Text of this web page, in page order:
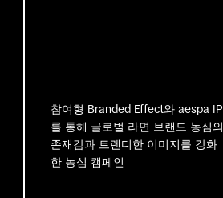
참여형 Branded Effect와 aespa IP
를 통해 글로벌 라면 브랜드 농심의
존재감과 트렌디한 이미지를 강화
한 농심 캠페인